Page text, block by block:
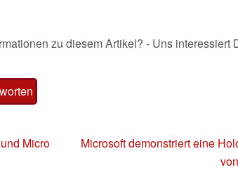
zu diesem Artikel? - Uns interessiert
Micro
Microsoft demonstriert eine